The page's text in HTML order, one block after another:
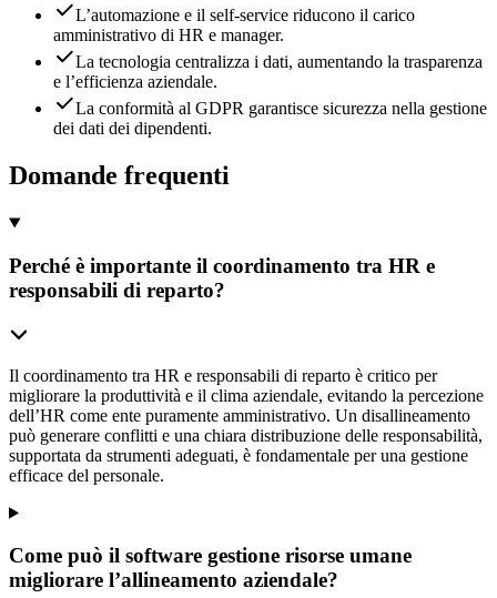
L’automazione e il self-service riducono il carico
amministrativo di HR e manager.
La tecnologia centralizza i dati, aumentando la trasparenza
e l’efficienza aziendale.
La conformità al GDPR garantisce sicurezza nella gestione
dei dati dei dipendenti.
Domande frequenti
Perché è importante il coordinamento tra HR e
responsabili di reparto?
Il coordinamento tra HR e responsabili di reparto è critico per
migliorare la produttività e il clima aziendale, evitando la percezione
dell’HR come ente puramente amministrativo. Un disallineamento
può generare conflitti e una chiara distribuzione delle responsabilità,
supportata da strumenti adeguati, è fondamentale per una gestione
efficace del personale.
Come può il software gestione risorse umane
migliorare l’allineamento aziendale?